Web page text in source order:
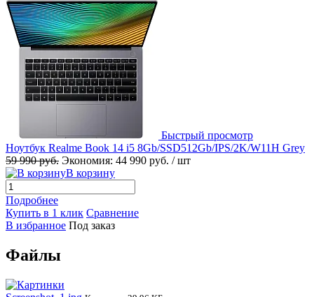
Быстрый просмотр
Ноутбук Realme Book 14 i5 8Gb/SSD512Gb/IPS/2K/W11H Grey
59 990 руб. Экономия: 44 990 руб. / шт
В корзину
Подробнее
Купить в 1 клик Сравнение
В избранное Под заказ
Файлы